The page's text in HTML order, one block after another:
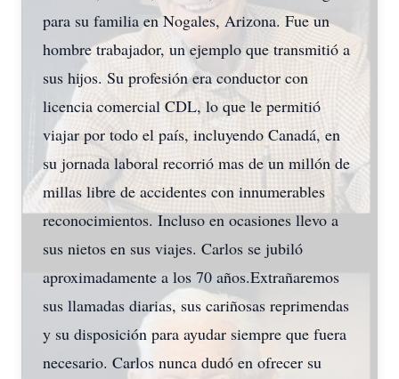
para su familia en Nogales, Arizona. Fue un
hombre trabajador, un ejemplo que transmitió a
sus hijos. Su profesión era conductor con
licencia comercial CDL, lo que le permitió
viajar por todo el país, incluyendo Canadá, en
su jornada laboral recorrió mas de un millón de
millas libre de accidentes con innumerables
reconocimientos. Incluso en ocasiones llevo a
sus nietos en sus viajes. Carlos se jubiló
aproximadamente a los 70 años.Extrañaremos
sus llamadas diarias, sus cariñosas reprimendas
y su disposición para ayudar siempre que fuera
necesario. Carlos nunca dudó en ofrecer su